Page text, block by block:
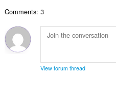
Comments: 3
View forum thread